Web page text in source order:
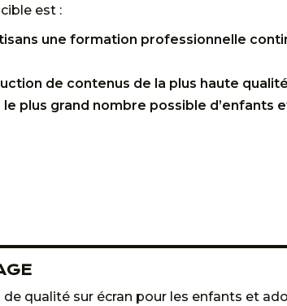
est :
une formation professionnelle
de contenus de la plus haute
plus grand nombre possible
qualité sur écran pour les enfants et